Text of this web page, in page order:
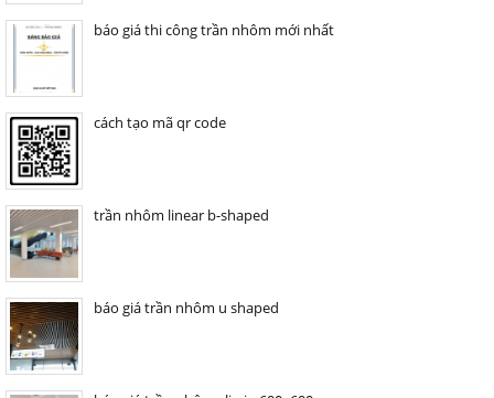
báo giá thi công trần nhôm mới nhất
cách tạo mã qr code
trần nhôm linear b-shaped
báo giá trần nhôm u shaped